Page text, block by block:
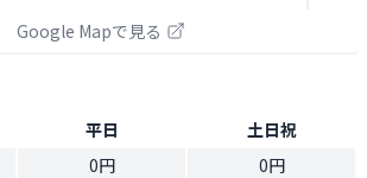
Google Mapで見る
平日
土日祝
0円
0円